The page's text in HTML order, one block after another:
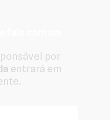
por
entrará em